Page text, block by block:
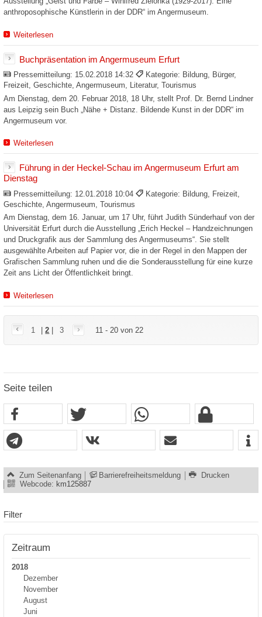
anthroposophische Künstlerin in der DDR“ im Angermuseum.
Weiterlesen
Buchpräsentation im Angermuseum Erfurt
Pressemitteilung: 15.02.2018 14:32
Kategorie: Bildung, Bürger,
Freizeit, Geschichte, Angermuseum, Literatur, Tourismus
Am Dienstag, dem 20. Februar 2018, 18 Uhr, stellt Prof. Dr. Bernd Lindner
aus Leipzig sein Buch „Nähe + Distanz. Bildende Kunst in der DDR“ im
Angermuseum vor.
Weiterlesen
Führung in der Heckel-Schau im Angermuseum Erfurt am
Dienstag
Pressemitteilung: 12.01.2018 10:04
Kategorie: Bildung, Freizeit,
Geschichte, Angermuseum, Tourismus
Am Dienstag, dem 16. Januar, um 17 Uhr, führt Judith Sünderhauf von der
Universität Erfurt durch die Ausstellung „Erich Heckel – Handzeichnungen
und Druckgrafik aus der Sammlung des Angermuseums“. Sie stellt
ausgewählte Arbeiten auf Papier vor, die in der Regel in den Mappen der
Grafischen Sammlung ruhen und die die Sonderausstellung für eine kurze
Zeit ans Licht der Öffentlichkeit bringt.
Weiterlesen
1 |2 3 11 - 20 von 22
Seite teilen
Zum Seitenanfang Barrierefreiheitsmeldung
Drucken
Webcode: km125887
Filter
Zeitraum
2018
Dezember
November
August
Juni